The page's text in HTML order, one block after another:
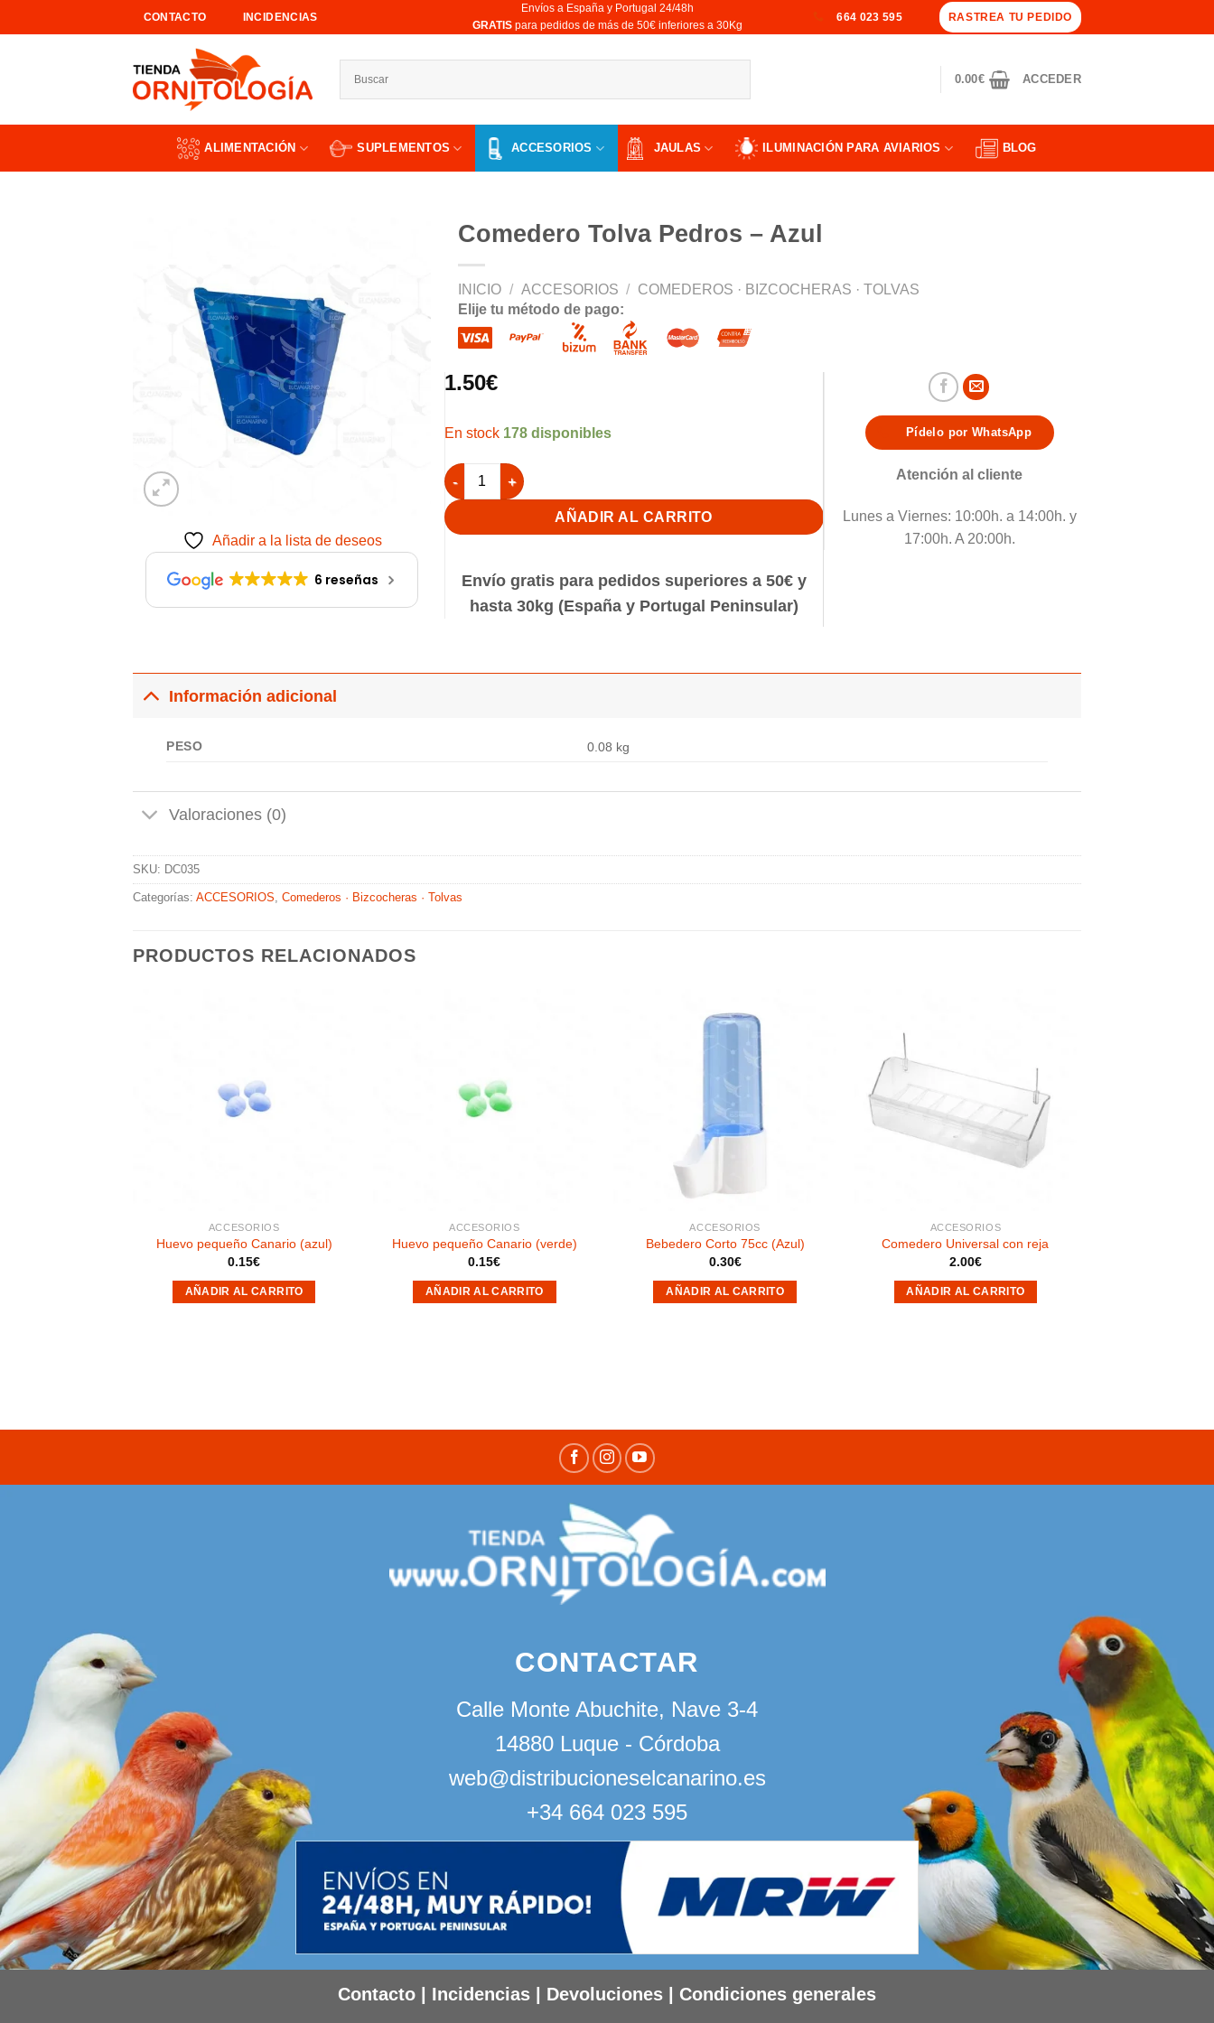
al
CONTACTO INCIDENCIAS
Envíos a España y Portugal 24/48h
​GRATISpara pedidos de más de 50€ inferiores a 30Kg
664 023 595 RASTREA TU PEDIDO
0.00€ ACCEDER
ALIMENTACIÓN SUPLEMENTOS ACCESORIOS JAULAS ILUMINACIÓN PARA AVIARIOS BLOG
Añadir a la lista de deseos
6 reseñas
Comedero Tolva Pedros – Azul
INICIO / ACCESORIOS / COMEDEROS · BIZCOCHERAS · TOLVAS
Elije tu método de pago:
1.50€
178 disponibles
Comedero Tolva Pedros - Azul cantidad
AÑADIR AL CARRITO
Envío gratis para pedidos superiores a 50€ y
hasta 30kg (España y Portugal Peninsular)
Pídelo por WhatsApp
Atención al cliente
Lunes a Viernes: 10:00h. a 14:00h. y
17:00h. A 20:00h.
Información adicional
PESO 0.08 kg
Valoraciones (0)
SKU: DC035
Categorías: ACCESORIOS Comederos · Bizcocheras · Tolvas
PRODUCTOS RELACIONADOS
ACCESORIOS
Huevo pequeño Canario (azul)
0.15€
AÑADIR AL CARRITO
ACCESORIOS
Huevo pequeño Canario (verde)
0.15€
AÑADIR AL CARRITO
ACCESORIOS
Bebedero Corto 75cc (Azul)
0.30€
AÑADIR AL CARRITO
Añadir
lista de
deseos
ACCESORIOS
Comedero Universal con reja
2.00€
AÑADIR AL CARRITO
CONTACTAR
Calle Monte Abuchite, Nave 3-4
14880 Luque - Córdoba
web@distribucioneselcanarino.es
+34 664 023 595
Contacto Incidencias Devoluciones Condiciones generales